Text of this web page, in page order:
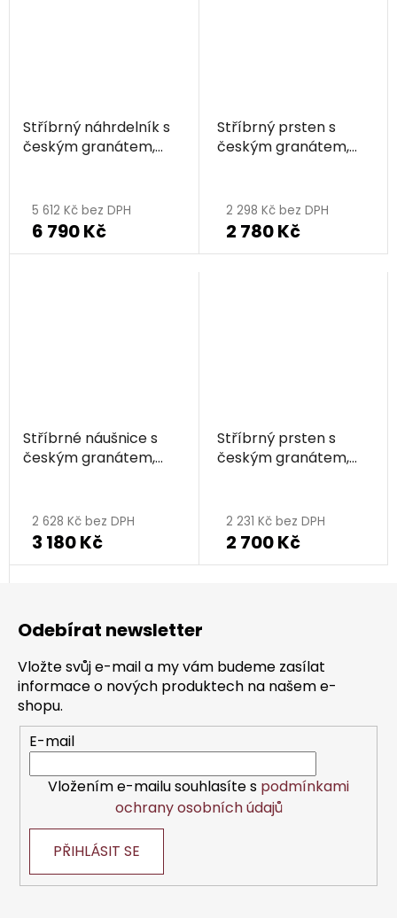
Stříbrný náhrdelník s
českým granátem,
5 612 Kč bez DPH
6 790 Kč
Stříbrný prsten s
českým granátem,
2 298 Kč bez DPH
2 780 Kč
Stříbrné náušnice s
českým granátem,
2 628 Kč bez DPH
3 180 Kč
Stříbrný prsten s
českým granátem,
hodnocení
produktu
je
hvězdiček.
2 231 Kč bez DPH
2 700 Kč
Odebírat newsletter
Vložte svůj e-mail a my vám budeme zasílat
informace o nových produktech na našem e-
shopu.
E-mail
Vložením e-mailu souhlasíte s podmínkami
ochrany osobních údajů
PŘIHLÁSIT SE